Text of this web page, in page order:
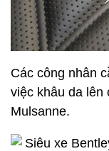
Các công nhân
việc khâu da lên
Mulsanne.